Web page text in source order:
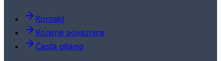
Kontakt
Korisne poveznice
Česta pitanja